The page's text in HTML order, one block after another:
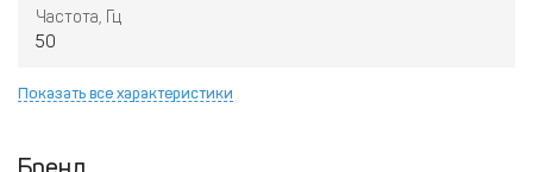
Частота, Гц
50
Показать все характеристики